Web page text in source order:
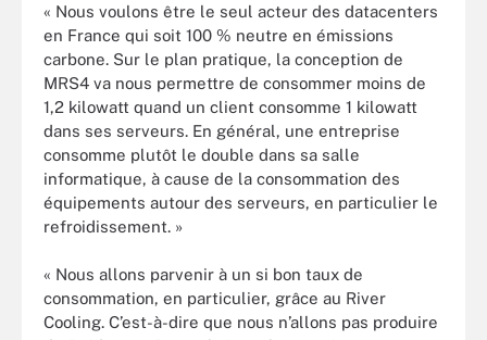
« Nous voulons être le seul acteur des datacenters
en France qui soit 100 % neutre en émissions
carbone. Sur le plan pratique, la conception de
MRS4 va nous permettre de consommer moins de
1,2 kilowatt quand un client consomme 1 kilowatt
dans ses serveurs. En général, une entreprise
consomme plutôt le double dans sa salle
informatique, à cause de la consommation des
équipements autour des serveurs, en particulier le
refroidissement. »
« Nous allons parvenir à un si bon taux de
consommation, en particulier, grâce au River
Cooling. C’est-à-dire que nous n’allons pas produire